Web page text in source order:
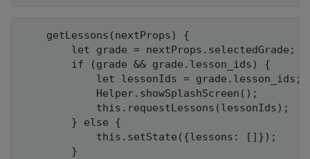
    getLessons(nextProps) {
        let grade = nextProps.selectedGrade;
        if (grade && grade.lesson_ids) {
            let lessonIds = grade.lesson_ids;
            Helper.showSplashScreen();
            this.requestLessons(lessonIds);
        } else {
            this.setState({lessons: []});
        }